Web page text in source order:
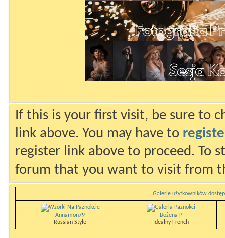
If this is your first visit, be sure to
link above. You may have to
register link above to proceed. To
forum that you want to visit from
Galerie użytkowników
Annamon79
Russian Style
Bożena P
Idealny French